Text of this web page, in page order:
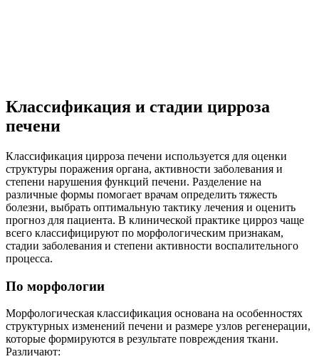
Классификация и стадии цирроза
печени
Классификация цирроза печени используется для оценки
структуры поражения органа, активности заболевания и
степени нарушения функций печени. Разделение на
различные формы помогает врачам определить тяжесть
болезни, выбрать оптимальную тактику лечения и оценить
прогноз для пациента. В клинической практике цирроз чаще
всего классифицируют по морфологическим признакам,
стадии заболевания и степени активности воспалительного
процесса.
По морфологии
Морфологическая классификация основана на особенностях
структурных изменений печени и размере узлов регенерации,
которые формируются в результате повреждения ткани.
Различают: